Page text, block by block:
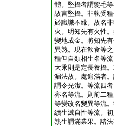
體。堅攝者謂髮毛
故言堅攝。非執受
於識識不縁。故名
火。明知先有火性
變地成金。將知先
異熟。現在飮食等
種但自類相生名等
大乘則是定長養攝
漏法故。處遍滿者
謂令光潔。等流四
亦名等流。則前二
等變改名變異等流
續生滅自性等流。
熟生謂滿業果。諸